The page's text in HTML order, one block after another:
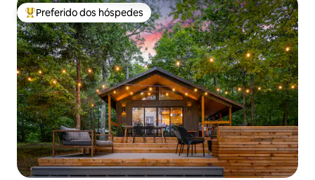
Entre os melhores preferidos dos hóspedes
Preferido dos hóspedes